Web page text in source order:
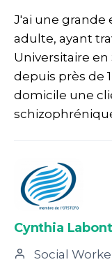
J'ai une grande
adulte, ayant
Universitaire
depuis près de
domicile une
Cynthia
Social